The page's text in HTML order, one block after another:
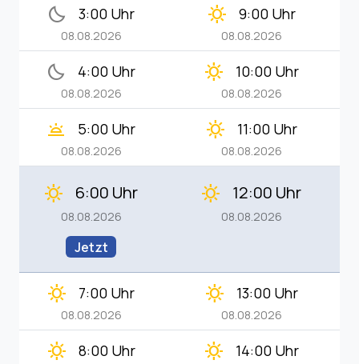
bedtime 3:00 Uhr
08.08.2026
clear_day 9:00 Uhr
08.08.2026
bedtime 4:00 Uhr
08.08.2026
clear_day 10:00 Uhr
08.08.2026
wb_twilight 5:00 Uhr
08.08.2026
clear_day 11:00 Uhr
08.08.2026
clear_day 6:00 Uhr
08.08.2026
Jetzt
clear_day 12:00 Uhr
08.08.2026
clear_day 7:00 Uhr
08.08.2026
clear_day 13:00 Uhr
08.08.2026
clear_day 8:00 Uhr clear_day 14:00 Uhr